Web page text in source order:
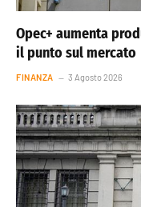
Opec+ aumenta
il punto sul mercato
FINANZA 3 Agosto 2026